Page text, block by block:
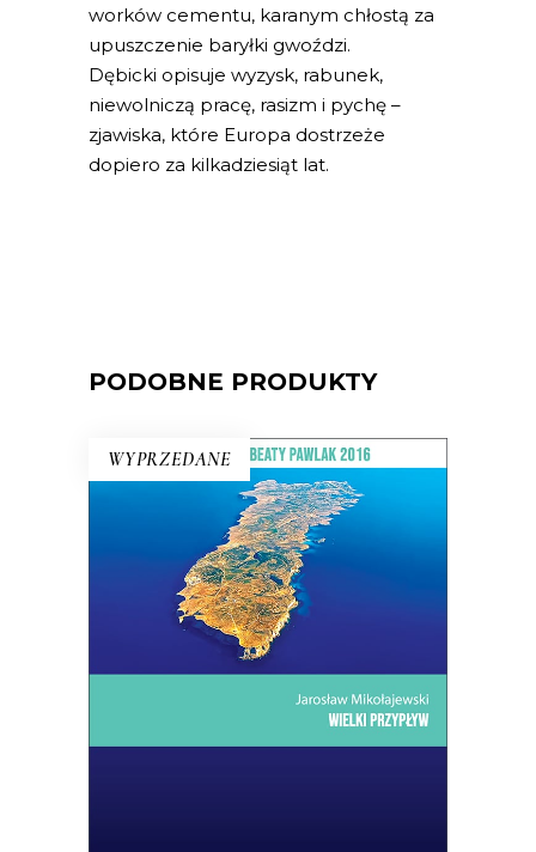
worków cementu, karanym chłostą za
upuszczenie baryłki gwoździ.
Dębicki opisuje wyzysk, rabunek,
niewolniczą pracę, rasizm i pychę –
zjawiska, które Europa dostrzeże
dopiero za kilkadziesiąt lat.
PODOBNE PRODUKTY
WYPRZEDANE
WIELKI PRZYPŁYW
Mikołajewski z czułością i delikatnością
kreśli reporterski portret wyspy –
przedsionka Ziemi Obiecanej
uchodźców. Lampedusa jest kroplą:
skupiają się w niej jak w soczewce